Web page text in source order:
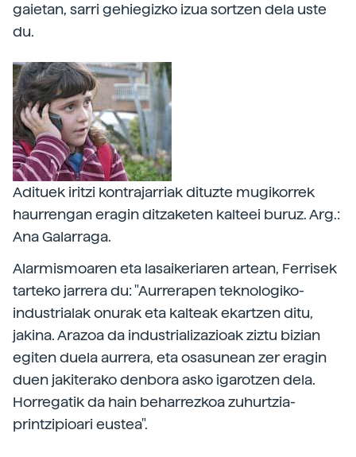
gaietan, sarri gehiegizko izua sortzen dela uste
du.
Adituek iritzi kontrajarriak dituzte mugikorrek
haurrengan eragin ditzaketen kalteei buruz. Arg.:
Ana Galarraga.
Alarmismoaren eta lasaikeriaren artean, Ferrisek
tarteko jarrera du: "Aurrerapen teknologiko-
industrialak onurak eta kalteak ekartzen ditu,
jakina. Arazoa da industrializazioak ziztu bizian
egiten duela aurrera, eta osasunean zer eragin
duen jakiterako denbora asko igarotzen dela.
Horregatik da hain beharrezkoa zuhurtzia-
printzipioari eustea".